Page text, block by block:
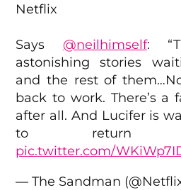
Netflix
Says @neilhimself:
astonishing stories
and the rest of
back to work. There’s a
after all. And Lucifer is
to return
pic.twitter.com/
— The Sandman